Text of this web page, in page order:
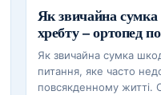
Як звичайна
хребту – ортопед
Як звичайна сумка
питання, яке часто
повсякденному житті.